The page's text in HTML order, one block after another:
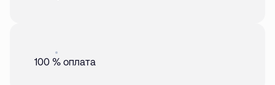
100 % оплата